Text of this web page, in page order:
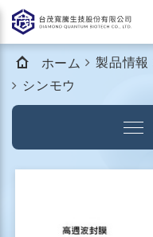
ホーム 製品情報
シンモウ